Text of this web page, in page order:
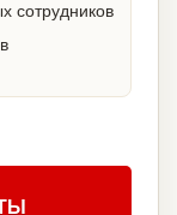
сотрудников